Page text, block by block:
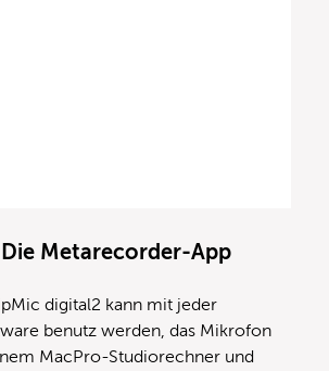
Metarecorder-App
digital2 kann mit jeder
benutz werden, das Mikrofon
MacPro-Studiorechner und